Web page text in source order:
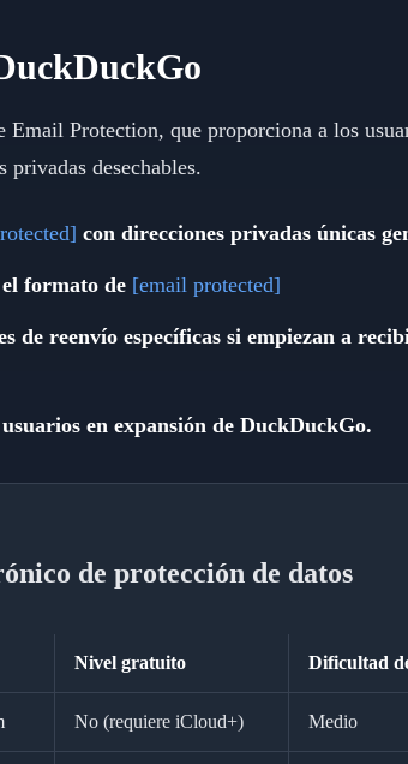
Protection, que proporciona a los
desechables.
con direcciones privadas únicas
formato de [email protected]
de reenvío específicas si empiezan a
en expansión de DuckDuckGo.
de protección de datos
Nivel gratuito Dificultad
No (requiere iCloud+) Medio